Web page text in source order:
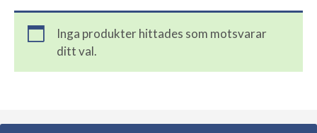
Inga produkter hittades som motsvarar
ditt val.